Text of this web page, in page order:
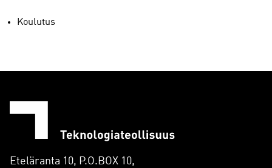
Koulutus
Eteläranta 10, P.O.BOX 10,